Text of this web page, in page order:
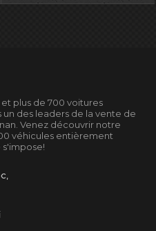
plus de 700 voitures
un des leaders de la vente de
Venez découvrir notre
véhicules entièrement
s'impose!